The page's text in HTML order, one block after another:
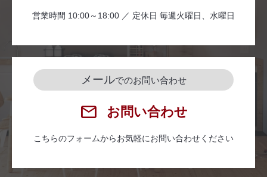
営業時間 10:00～18:00 ／ 定休日 毎週火曜日、水曜日
メールでのお問い合わせ
お問い合わせ
こちらのフォームからお気軽にお問い合わせください